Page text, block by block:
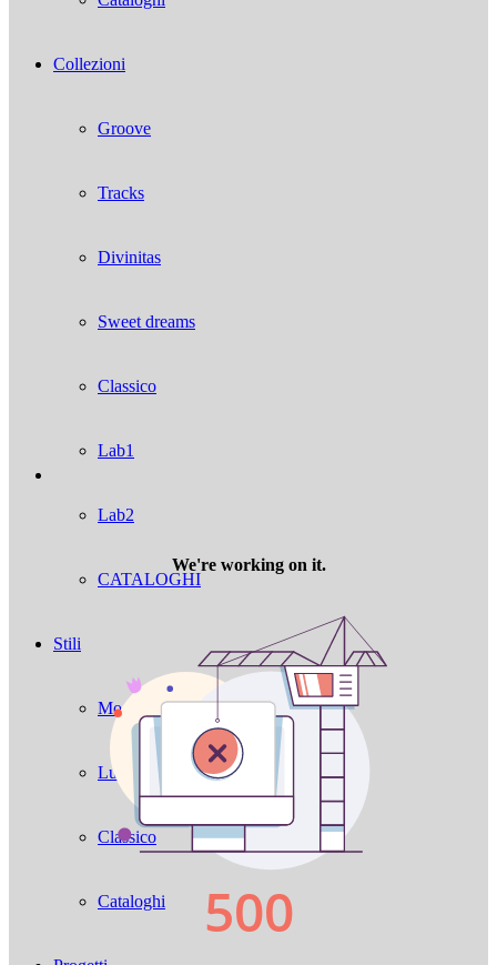
Collezioni
Groove
Tracks
Divinitas
Sweet dreams
Classico
Lab1
Lab2
CATALOGHI
Stili
Moderno
Luxury
Classico
Cataloghi